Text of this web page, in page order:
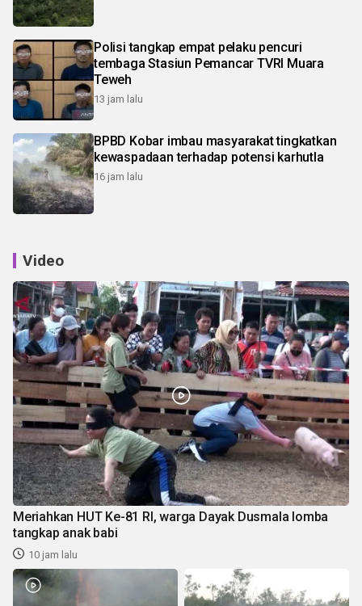
Polisi tangkap empat pelaku pencuri
tembaga Stasiun Pemancar TVRI Muara
Teweh
13 jam lalu
BPBD Kobar imbau masyarakat tingkatkan
kewaspadaan terhadap potensi karhutla
16 jam lalu
Video
Meriahkan HUT Ke-81 RI, warga Dayak Dusmala lomba
tangkap anak babi
10 jam lalu